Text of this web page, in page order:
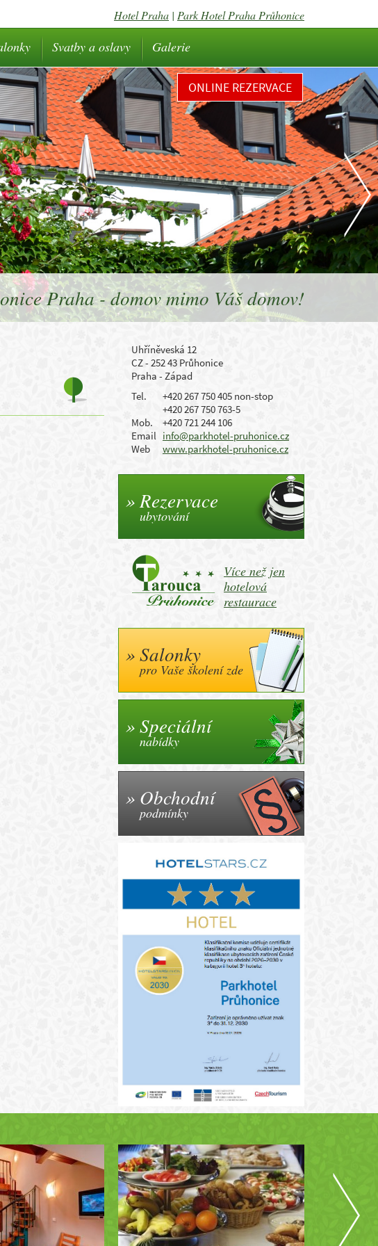
Hotel Praha | Park Hotel Praha Průhonice
Svatby a oslavy Galerie
Praha - domov mimo Váš domov!
ONLINE REZERVACE
Uhříněveská 12
CZ - 252 43 Průhonice
Praha - Západ
Tel.
+420 267 750 405 non-stop
+420 267 750 763-5
Mob.
+420 721 244 106
Email info@parkhotel-pruhonice.cz
Web
www.parkhotel-pruhonice.cz
Rezervace
ubytování
Více než jen
hotelová
restaurace
Salonky
pro Vaše školení zde
Speciální
nabídky
Obchodní
podmínky